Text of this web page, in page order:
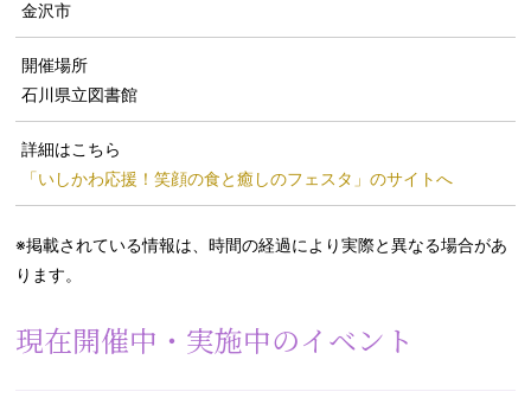
金沢市
開催場所
石川県立図書館
詳細はこちら
「いしかわ応援！笑顔の食と癒しのフェスタ」のサイトへ
※掲載されている情報は、時間の経過により実際と異なる場合があ
ります。
現在開催中・実施中のイベント